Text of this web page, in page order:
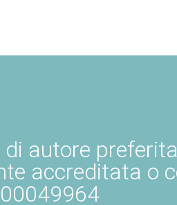
autore
accreditata o